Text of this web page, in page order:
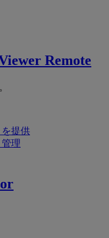
Remote
提供
理